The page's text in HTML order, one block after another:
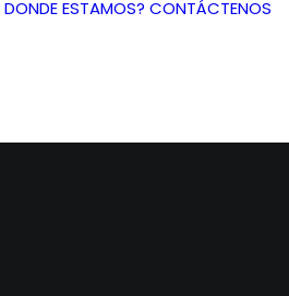
DONDE ESTAMOS? CONTÁCTENOS